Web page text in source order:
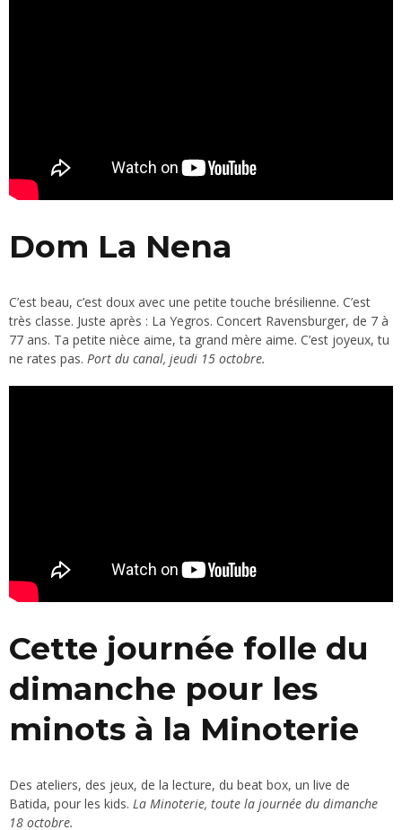
Dom La Nena
C’est beau, c’est doux avec une petite touche brésilienne. C’est
très classe. Juste après : La Yegros. Concert Ravensburger, de 7 à
77 ans. Ta petite nièce aime, ta grand mère aime. C’est joyeux, tu
ne rates pas. Port du canal, jeudi 15 octobre.
Cette journée folle du
dimanche pour les
minots à la Minoterie
Des ateliers, des jeux, de la lecture, du beat box, un live de
Batida, pour les kids. La Minoterie, toute la journée du dimanche
18 octobre.